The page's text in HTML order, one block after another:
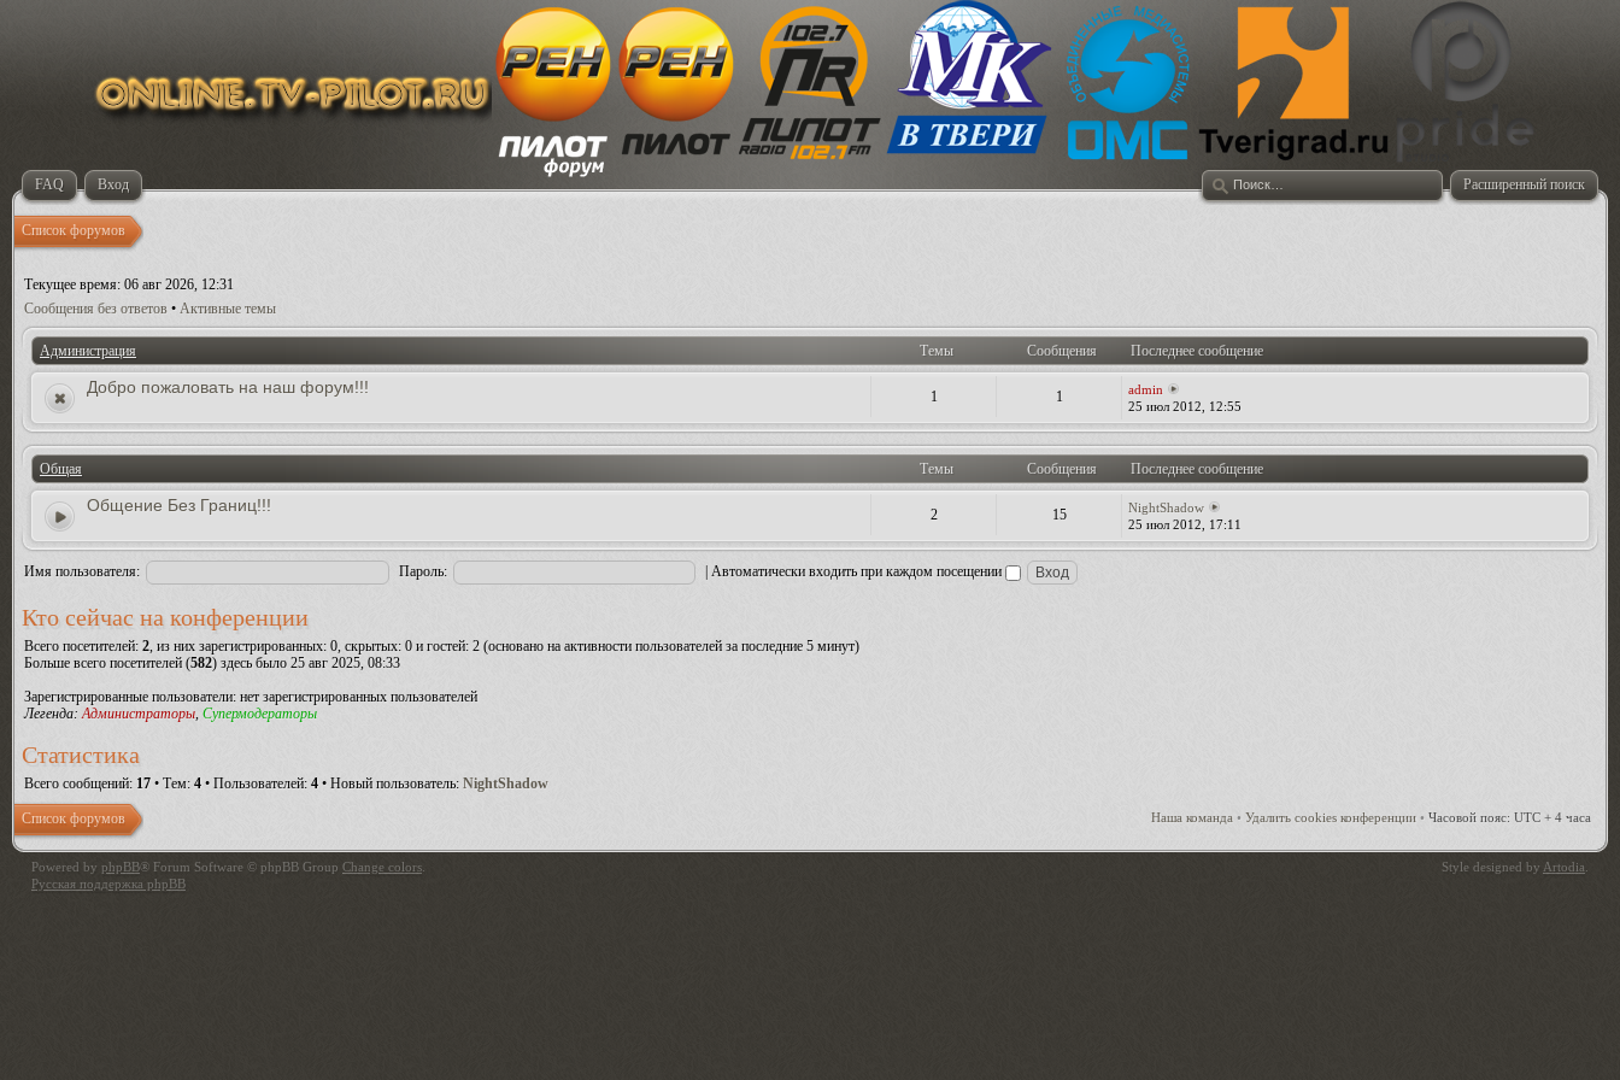
Расширенный поиск
FAQ Вход
Список форумов
Текущее время: 06 авг 2026, 12:31
Сообщения без ответов • Активные темы
Администрация Темы Сообщения Последнее сообщение
Добро пожаловать на наш форум!!! 1 1
admin
25 июл 2012, 12:55
Общая Темы Сообщения Последнее сообщение
Общение Без Границ!!! 2 15
NightShadow
25 июл 2012, 17:11
Имя пользователя: Пароль: | Автоматически входить при каждом посещении
Кто сейчас на конференции
Всего посетителей: 2, из них зарегистрированных: 0, скрытых: 0 и гостей: 2 (основано на активности пользователей за последние 5 минут)
Больше всего посетителей (582) здесь было 25 авг 2025, 08:33
Зарегистрированные пользователи: нет зарегистрированных пользователей
Легенда:Администраторы, Супермодераторы
Статистика
Всего сообщений: 17 • Тем: 4 • Пользователей: 4 • Новый пользователь: NightShadow
Наша команда • Удалить cookies конференции • Часовой пояс: UTC + 4 часа
Список форумов
Powered by phpBB® Forum Software © phpBB Group Change colors
Русская поддержка phpBB
Style designed by Artodia